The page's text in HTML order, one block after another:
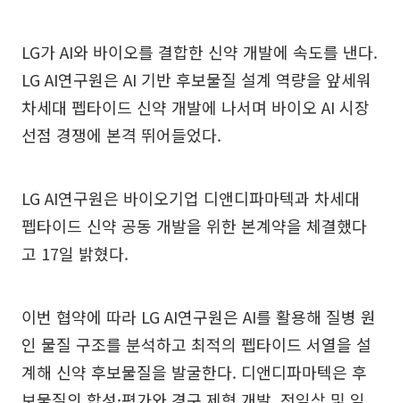
LG가 AI와 바이오를 결합한 신약 개발에 속도를 낸다.
LG AI연구원은 AI 기반 후보물질 설계 역량을 앞세워
차세대 펩타이드 신약 개발에 나서며 바이오 AI 시장
선점 경쟁에 본격 뛰어들었다.
LG AI연구원은 바이오기업 디앤디파마텍과 차세대
펩타이드 신약 공동 개발을 위한 본계약을 체결했다
고 17일 밝혔다.
이번 협약에 따라 LG AI연구원은 AI를 활용해 질병 원
인 물질 구조를 분석하고 최적의 펩타이드 서열을 설
계해 신약 후보물질을 발굴한다. 디앤디파마텍은 후